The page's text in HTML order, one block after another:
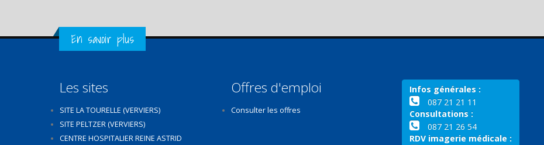
Get in Touch
En savoir plus
Les sites
SITE LA TOURELLE (VERVIERS)
SITE PELTZER (VERVIERS)
CENTRE HOSPITALIER REINE ASTRID
Offres d'emploi
Consulter les offres
Infos générales :
087 21 21 11
Consultations :
087 21 26 54
RDV imagerie médicale :